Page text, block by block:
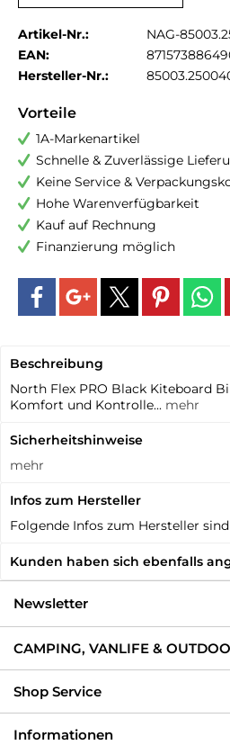
Artikel-Nr.:
NAG-
EAN:
Hersteller-Nr.:
Vorteile
1A-Markenartikel
Schnelle & Zuverlässige
Keine Service &
Hohe Warenverfügbarkeit
Kauf auf Rechnung
Finanzierung möglich
Beschreibung
North Flex PRO Black Kiteboard
Komfort und Kontrolle... mehr
Sicherheitshinweise
mehr
Infos zum Hersteller
Folgende Infos zum Hersteller sind
Kunden haben sich ebenfalls
Newsletter
CAMPING, VANLIFE &
Shop Service
Informationen